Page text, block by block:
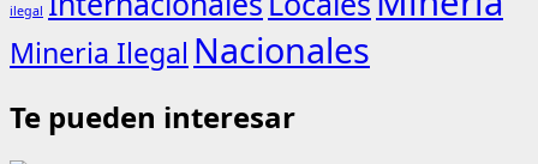
ilegal
Mineria Ilegal Nacionales
Te pueden interesar